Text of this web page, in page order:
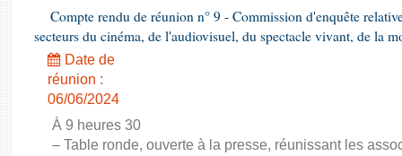
Compte rendu de réunion n° 9 - Commission d'enquête
secteurs du cinéma, de l'audiovisuel, du spectacle vivant, de la
Date de
réunion :
06/06/2024
À 9 heures 30
– Table ronde, ouverte à la presse, réunissant les